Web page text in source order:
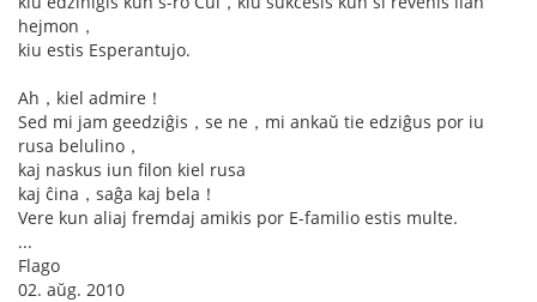
hejmon，
kiu estis Esperantujo.
Ah，kiel admire！
Sed mi jam geedziĝis，se ne，mi ankaŭ tie edziĝus por iu
rusa belulino，
kaj naskus iun filon kiel rusa
kaj ĉina，saĝa kaj bela！
Vere kun aliaj fremdaj amikis por E-familio estis multe.
...
Flago
02. aŭg. 2010